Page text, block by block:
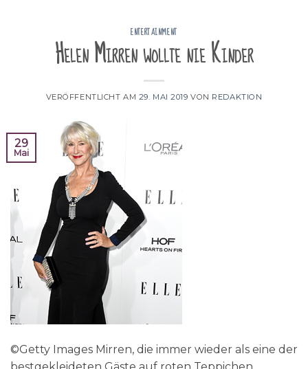
ENTERTAINMENT
Helen Mirren wollte nie Kinder
VERÖFFENTLICHT AM 29. MAI 2019 VON REDAKTION
29
Mai
©Getty Images Mirren, die immer wieder als eine der
bestgekleideten Gäste auf roten Teppichen